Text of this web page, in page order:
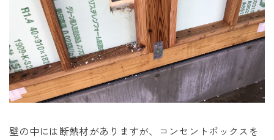
壁の中には断熱材がありますが、コンセントボックスを